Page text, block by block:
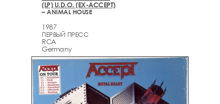
(LP) U.D.O. (EX-ACCEPT)
– ANIMAL HOUSE
1987
ПЕРВЫЙ ПРЕСС
RCA
Germany